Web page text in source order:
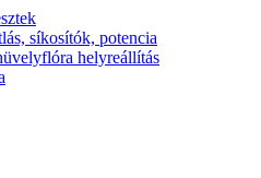
síkosítók, potencia
helyreállítás